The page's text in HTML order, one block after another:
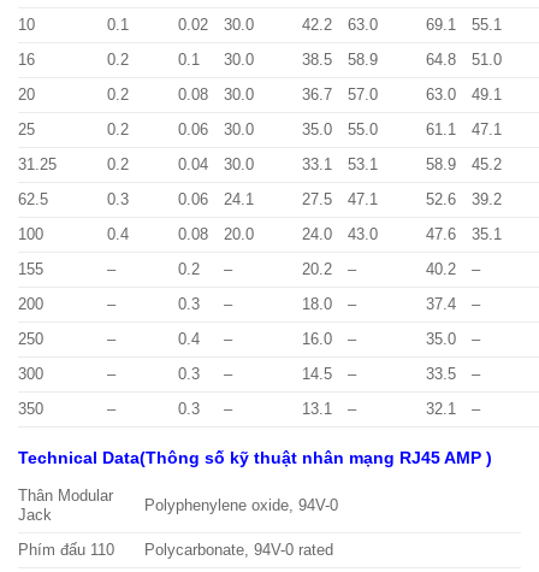
10 0.1 0.02 30.0 42.2 63.0 69.1 55.1
16 0.2 0.1 30.0 38.5 58.9 64.8 51.0
20 0.2 0.08 30.0 36.7 57.0 63.0 49.1
25 0.2 0.06 30.0 35.0 55.0 61.1 47.1
31.25 0.2 0.04 30.0 33.1 53.1 58.9 45.2
62.5 0.3 0.06 24.1 27.5 47.1 52.6 39.2
100 0.4 0.08 20.0 24.0 43.0 47.6 35.1
155 – 0.2 – 20.2 – 40.2 –
200 – 0.3 – 18.0 – 37.4 –
250 – 0.4 – 16.0 – 35.0 –
300 – 0.3 – 14.5 – 33.5 –
350 – 0.3 – 13.1 – 32.1 –
Technical Data(Thông số kỹ thuật nhân mạng RJ45 AMP )
Thân Modular
Jack
Polyphenylene oxide, 94V-0
Phím đấu 110 Polycarbonate, 94V-0 rated